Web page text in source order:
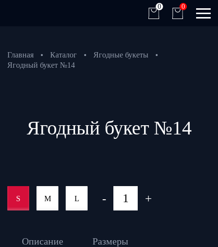
0 0
Главная Каталог
Ягодные букеты
Ягодный букет №14
Ягодный букет №14
S M L - +
Описание Размеры